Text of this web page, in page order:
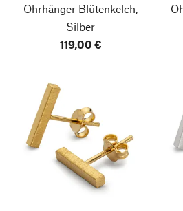
Ohrhänger Blütenkelch,
Silber
119,00 €